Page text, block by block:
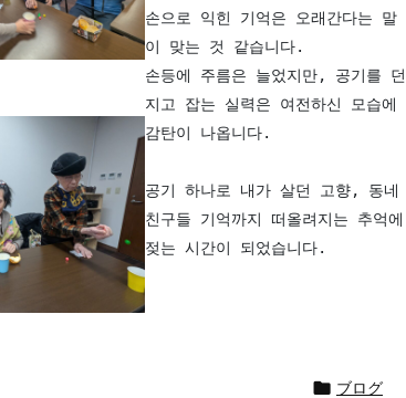
손으로 익힌 기억은 오래간다는 말
이 맞는 것 같습니다.
손등에 주름은 늘었지만, 공기를 던
지고 잡는 실력은 여전하신 모습에
감탄이 나옵니다.
공기 하나로 내가 살던 고향, 동네
친구들 기억까지 떠올려지는 추억에
젖는 시간이 되었습니다.
 ブログ